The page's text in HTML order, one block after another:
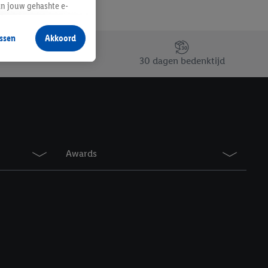
30 dagen bedenktijd
Awards
jouw gehashte e-
producten waarin je
te plaatsen
verschillende
kunnen worden
Meer informatie,
in te
Akkoord